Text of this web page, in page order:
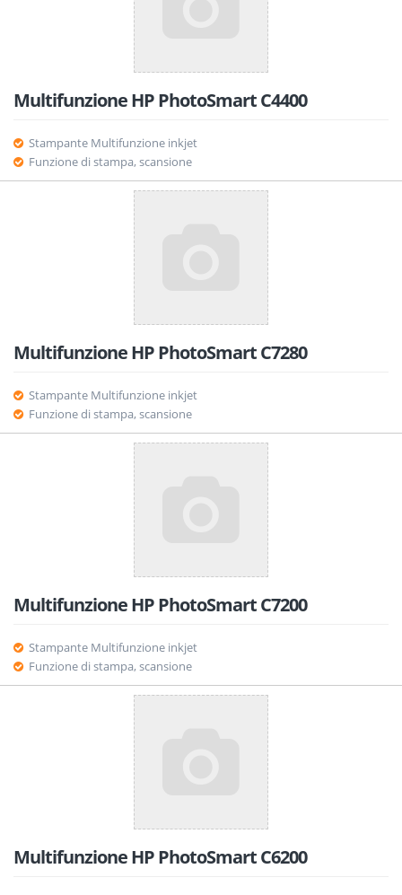
Multifunzione HP PhotoSmart C4400
Stampante Multifunzione inkjet
Funzione di stampa, scansione
Multifunzione HP PhotoSmart C7280
Stampante Multifunzione inkjet
Funzione di stampa, scansione
Multifunzione HP PhotoSmart C7200
Stampante Multifunzione inkjet
Funzione di stampa, scansione
Multifunzione HP PhotoSmart C6200